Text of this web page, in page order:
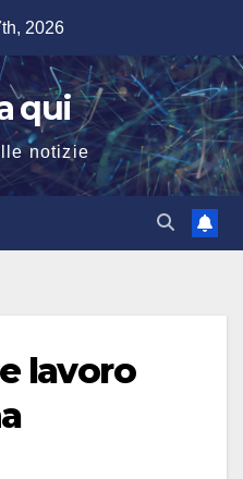
2026
qui
notizie
lavoro